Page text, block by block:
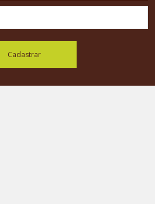
Cadastrar